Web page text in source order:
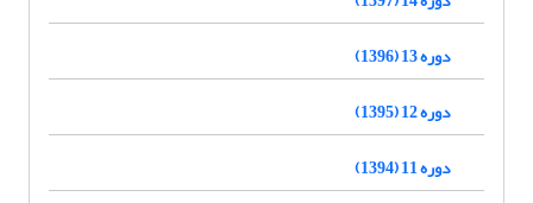
دوره 13 (1396)
دوره 12 (1395)
دوره 11 (1394)